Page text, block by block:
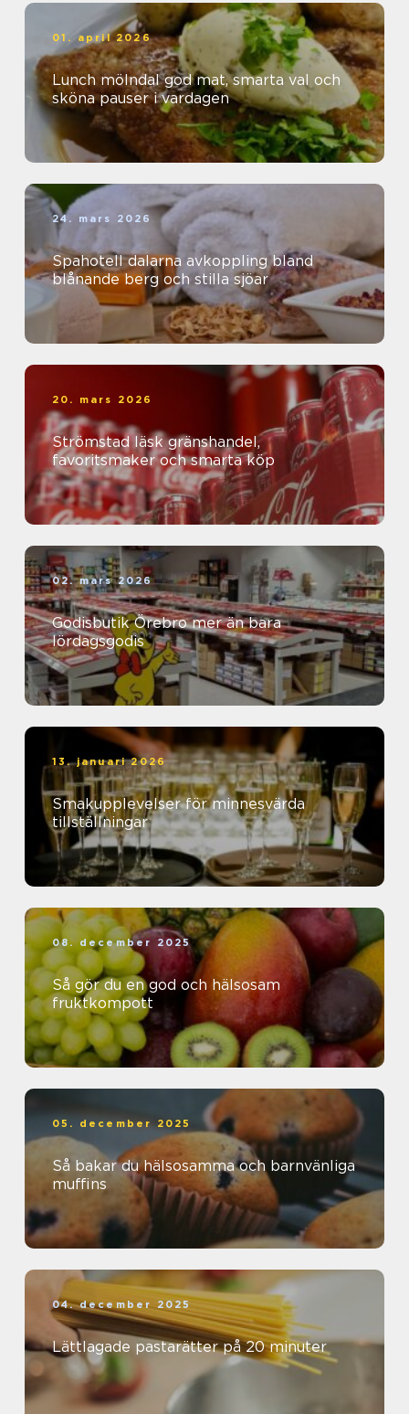
01. april 2026
Lunch mölndal god mat, smarta val och
sköna pauser i vardagen
24. mars 2026
Spahotell dalarna avkoppling bland
blånande berg och stilla sjöar
20. mars 2026
Strömstad läsk gränshandel,
favoritsmaker och smarta köp
02. mars 2026
Godisbutik Örebro mer än bara
lördagsgodis
13. januari 2026
Smakupplevelser för minnesvärda
tillställningar
08. december 2025
Så gör du en god och hälsosam
fruktkompott
05. december 2025
Så bakar du hälsosamma och barnvänliga
muffins
04. december 2025
Lättlagade pastarätter på 20 minuter